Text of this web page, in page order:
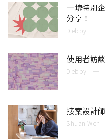
一塊特別
分享！
Debby
使用者訪
Debby
接案設計
Shuan Wen